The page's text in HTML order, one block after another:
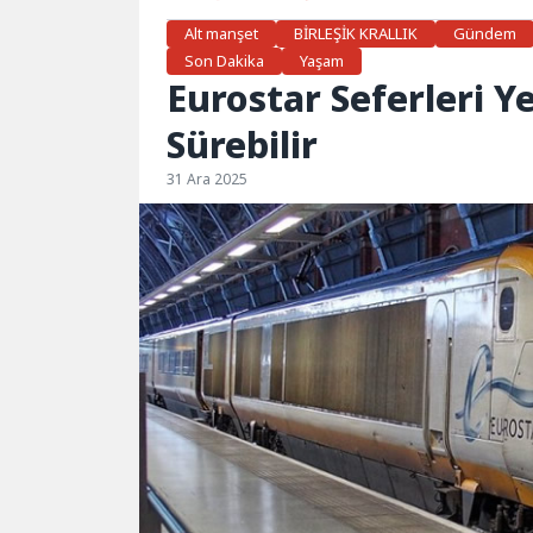
Alt manşet
BİRLEŞİK KRALLIK Gündem
Son Dakika
Yaşam
Eurostar Seferleri
Sürebilir
31 Ara 2025